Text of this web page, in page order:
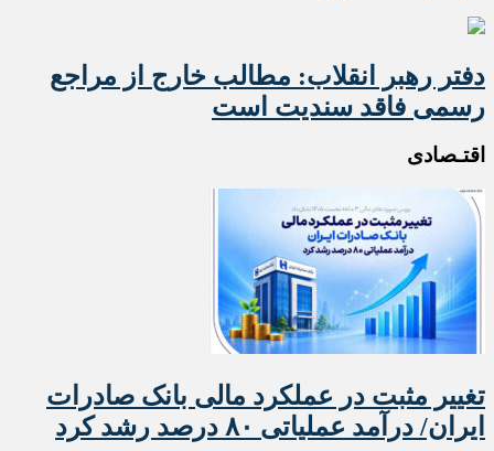
دفتر رهبر انقلاب: مطالب خارج از مراجع
رسمی فاقد سندیت است
اقتـصادی
تغییر مثبت در عملکرد مالی بانک صادرات
ایران/ درآمد عملیاتی ۸۰ درصد رشد کرد